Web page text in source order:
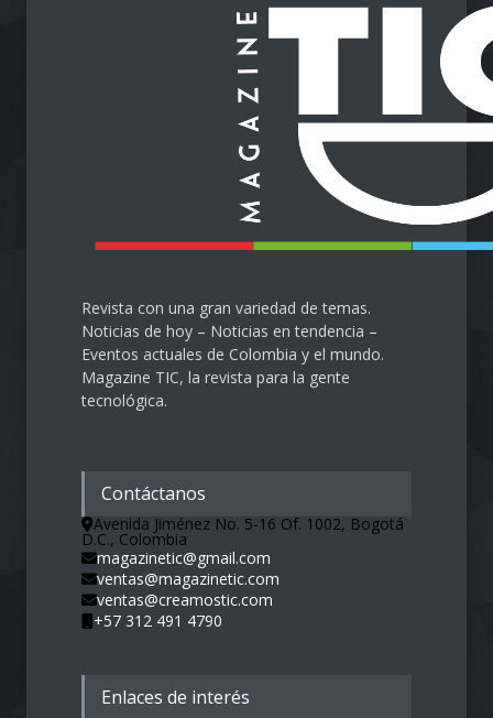
llega al Cesar
Emprendimiento
28 de septiembre de 2024
Protegiendo nuestra visión
en la era digital
Salud 28 de septiembre de 2024
Revista con una gran variedad de temas.
Noticias de hoy – Noticias en tendencia –
Eventos actuales de Colombia y el mundo.
Magazine TIC, la revista para la gente
tecnológica.
Contáctanos
Avenida Jiménez No. 5-16 Of. 1002, Bogotá
D.C., Colombia
magazinetic@gmail.com
ventas@magazinetic.com
ventas@creamostic.com
+57 312 491 4790
Enlaces de interés